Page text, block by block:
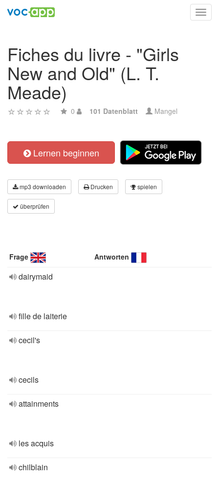
Fiches du livre - "Girls
New and Old" (L. T.
Meade)
0 101 Datenblatt Mangel
Lernen beginnen
mp3 downloaden Drucken spielen
überprüfen
Frage Antworten
dairymaid
fille de laiterie
cecil's
cecils
attainments
les acquis
chilblain